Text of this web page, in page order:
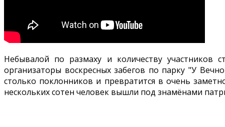
Небывалой по размаху и количеству участников
организаторы воскресных забегов по парку "У
столько поклонников и превратится в очень
нескольких сотен человек вышли под знамёнами